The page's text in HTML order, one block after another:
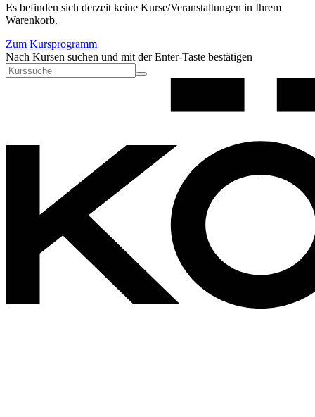
Es befinden sich derzeit keine Kurse/Veranstaltungen in Ihrem
Warenkorb.
Zum Kursprogramm
Nach Kursen suchen und mit der Enter-Taste bestätigen